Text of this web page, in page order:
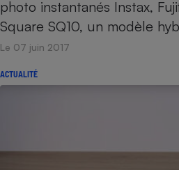
photo instantanés Instax,
Square SQ10, un modèle
Le 07 juin 2017
ACTUALITÉ